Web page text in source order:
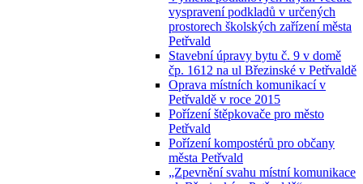
vyspravení podkladů v určených
prostorech školských zařízení města
Petřvald
Stavební úpravy bytu č. 9 v domě
čp. 1612 na ul Březinské v Petřvaldě
Oprava místních komunikací v
Petřvaldě v roce 2015
Pořízení štěpkovače pro město
Petřvald
Pořízení kompostérů pro občany
města Petřvald
„Zpevnění svahu místní komunikace